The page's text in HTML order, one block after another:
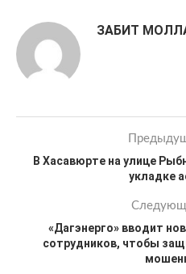
ЗАБИТ
В Хасавюрте на улице
укладке
«Дагэнерго» вводит
сотрудников, чтобы